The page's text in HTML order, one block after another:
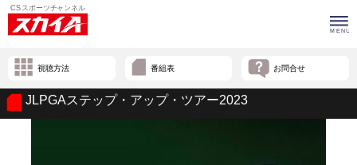
視聴方法 番組表 お問合せ
JLPGAステップ・アップ・ツアー2023